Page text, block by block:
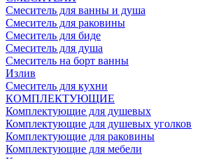
Смеситель для ванны и душа
Смеситель для раковины
Смеситель для биде
Смеситель для душа
Смеситель на борт ванны
Излив
Смеситель для кухни
КОМПЛЕКТУЮЩИЕ
Комплектующие для душевых
Комплектующие для душевых уголков
Комплектующие для раковины
Комплектующие для мебели